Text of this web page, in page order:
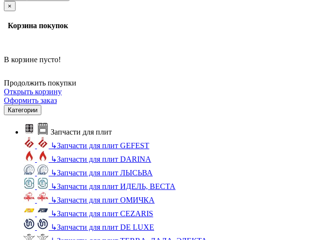
×
Корзина покупок
В корзине пусто!
Продолжить покупки
Открыть корзину
Оформить заказ
Категории
Запчасти для плит
↳Запчасти для плит GEFEST
↳Запчасти для плит DARINA
↳Запчасти для плит ЛЫСЬВА
↳Запчасти для плит ИДЕЛЬ, ВЕСТА
↳Запчасти для плит ОМИЧКА
↳Запчасти для плит CEZARIS
↳Запчасти для плит DE LUXE